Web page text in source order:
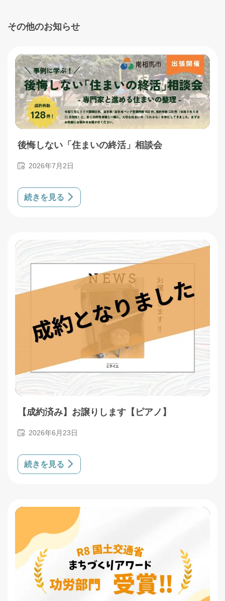
その他のお知らせ
後悔しない「住まいの終活」相談会
2026年7月2日
続きを見る
【成約済み】お譲りします【ピアノ】
2026年6月23日
続きを見る